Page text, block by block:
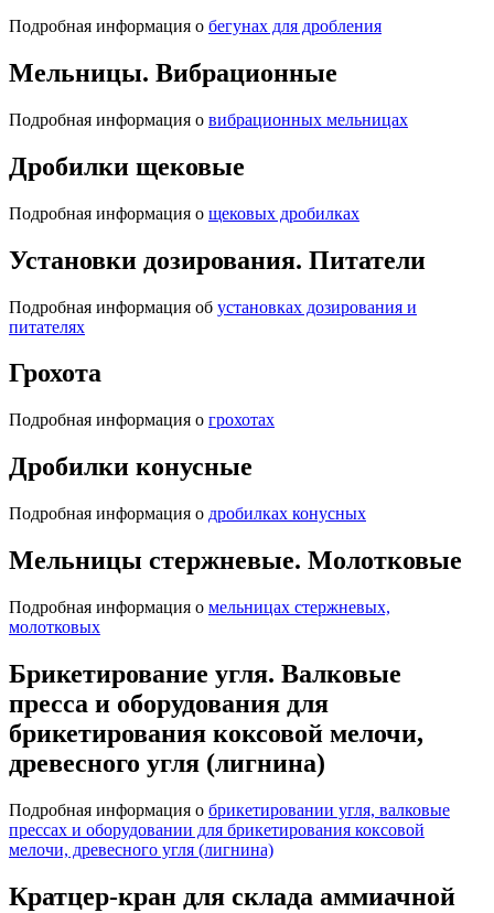
Подробная информация о бегунах для дробления
Мельницы. Вибрационные
Подробная информация о вибрационных мельницах
Дробилки щековые
Подробная информация о щековых дробилках
Установки дозирования. Питатели
Подробная информация об установках дозирования и
питателях
Грохота
Подробная информация о грохотах
Дробилки конусные
Подробная информация о дробилках конусных
Мельницы стержневые. Молотковые
Подробная информация о мельницах стержневых,
молотковых
Брикетирование угля. Валковые
пресса и оборудования для
брикетирования коксовой мелочи,
древесного угля (лигнина)
Подробная информация о брикетировании угля, валковые
прессах и оборудовании для брикетирования коксовой
мелочи, древесного угля (лигнина)
Кратцер-кран для склада аммиачной